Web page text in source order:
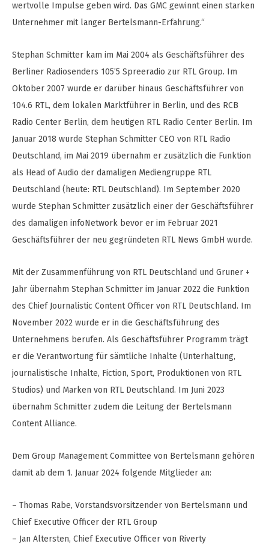
wertvolle Impulse geben wird. Das GMC gewinnt einen starken
Unternehmer mit langer Bertelsmann-Erfahrung.“
Stephan Schmitter kam im Mai 2004 als Geschäftsführer des
Berliner Radiosenders 105’5 Spreeradio zur RTL Group. Im
Oktober 2007 wurde er darüber hinaus Geschäftsführer von
104.6 RTL, dem lokalen Marktführer in Berlin, und des RCB
Radio Center Berlin, dem heutigen RTL Radio Center Berlin. Im
Januar 2018 wurde Stephan Schmitter CEO von RTL Radio
Deutschland, im Mai 2019 übernahm er zusätzlich die Funktion
als Head of Audio der damaligen Mediengruppe RTL
Deutschland (heute: RTL Deutschland). Im September 2020
wurde Stephan Schmitter zusätzlich einer der Geschäftsführer
des damaligen infoNetwork bevor er im Februar 2021
Geschäftsführer der neu gegründeten RTL News GmbH wurde.
Mit der Zusammenführung von RTL Deutschland und Gruner +
Jahr übernahm Stephan Schmitter im Januar 2022 die Funktion
des Chief Journalistic Content Officer von RTL Deutschland. Im
November 2022 wurde er in die Geschäftsführung des
Unternehmens berufen. Als Geschäftsführer Programm trägt
er die Verantwortung für sämtliche Inhalte (Unterhaltung,
journalistische Inhalte, Fiction, Sport, Produktionen von RTL
Studios) und Marken von RTL Deutschland. Im Juni 2023
übernahm Schmitter zudem die Leitung der Bertelsmann
Content Alliance.
Dem Group Management Committee von Bertelsmann gehören
damit ab dem 1. Januar 2024 folgende Mitglieder an:
– Thomas Rabe, Vorstandsvorsitzender von Bertelsmann und
Chief Executive Officer der RTL Group
– Jan Altersten, Chief Executive Officer von Riverty